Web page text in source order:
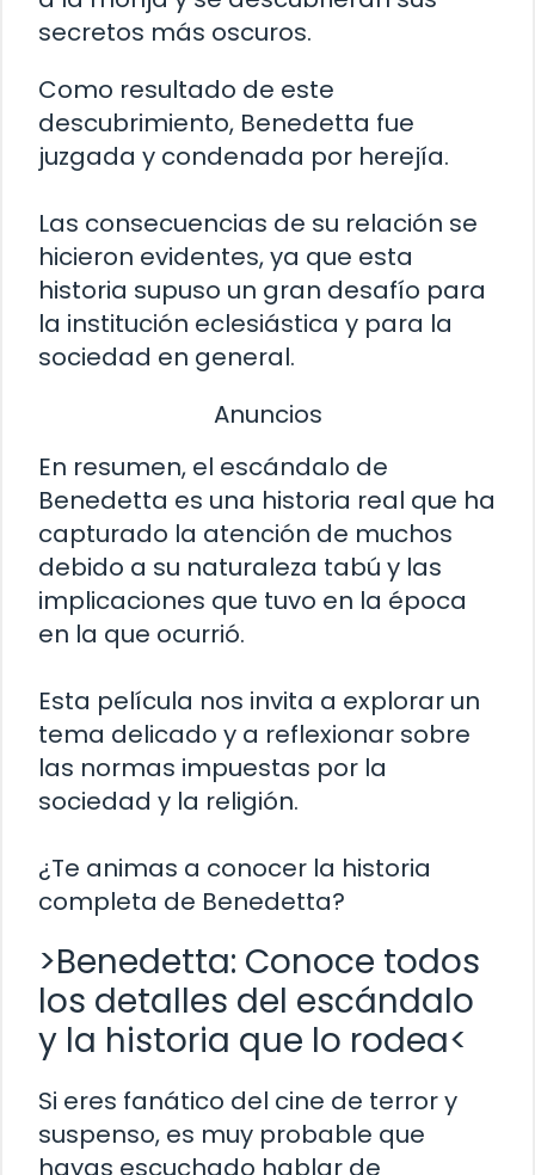
secretos más oscuros.
Como resultado de este
descubrimiento, Benedetta fue
juzgada y condenada por herejía.
Las consecuencias de su relación se
hicieron evidentes, ya que esta
historia supuso un gran desafío para
la institución eclesiástica y para la
sociedad en general.
Anuncios
En resumen, el escándalo de
Benedetta es una historia real que ha
capturado la atención de muchos
debido a su naturaleza tabú y las
implicaciones que tuvo en la época
en la que ocurrió.
Esta película nos invita a explorar un
tema delicado y a reflexionar sobre
las normas impuestas por la
sociedad y la religión.
¿Te animas a conocer la historia
completa de Benedetta?
>Benedetta: Conoce todos
los detalles del escándalo
y la historia que lo rodea<
Si eres fanático del cine de terror y
suspenso, es muy probable que
hayas escuchado hablar de